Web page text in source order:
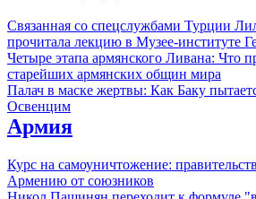
Связанная со спецслужбами Турции
прочитала лекцию в Музее-институте
Четыре этапа армянского Ливана: Что
старейших армянских общин мира
Палач в маске жертвы: Как Баку
Освенцим
Армия
Курс на самоуничтожение:
Армению от союзников